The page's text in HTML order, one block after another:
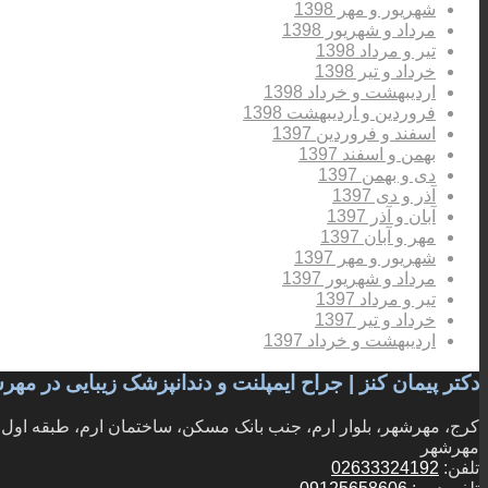
شهریور و مهر 1398
مرداد و شهریور 1398
تیر و مرداد 1398
خرداد و تیر 1398
اردیبهشت و خرداد 1398
فروردین و اردیبهشت 1398
اسفند و فروردین 1397
بهمن و اسفند 1397
دی و بهمن 1397
آذر و دی 1397
آبان و آذر 1397
مهر و آبان 1397
شهریور و مهر 1397
مرداد و شهریور 1397
تیر و مرداد 1397
خرداد و تیر 1397
اردیبهشت و خرداد 1397
دکتر پیمان کنز | جراح ایمپلنت و دندانپزشک زیبایی در
کرج، مهرشهر، بلوار ارم، جنب بانک مسکن، ساختمان ارم، طبقه اول،
مهرشهر
تلفن: 02633324192